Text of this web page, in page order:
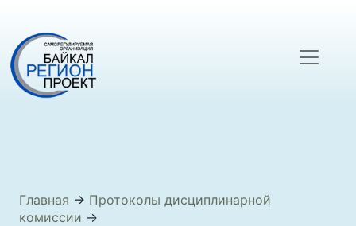
Главная → Протоколы дисциплинарной
комиссии →